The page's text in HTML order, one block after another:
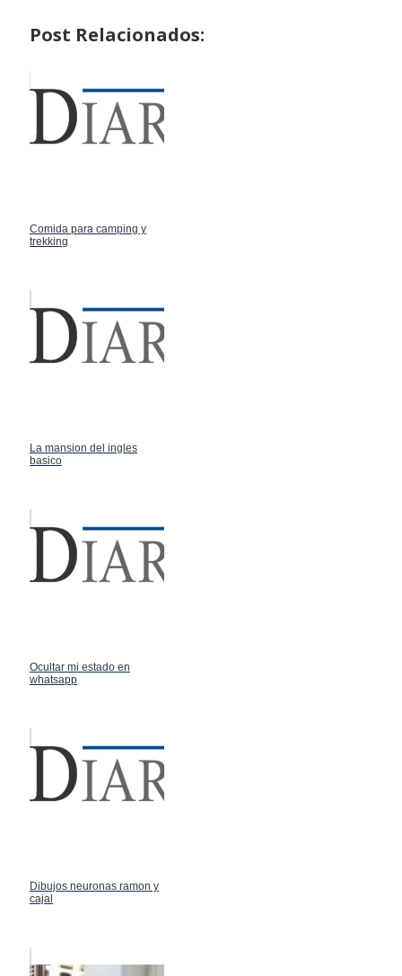
Post Relacionados:
Comida para camping y
trekking
La mansion del ingles
basico
Ocultar mi estado en
whatsapp
Dibujos neuronas ramon y
cajal